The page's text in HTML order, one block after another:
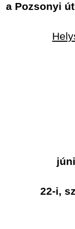
a Pozsonyi
22-i,